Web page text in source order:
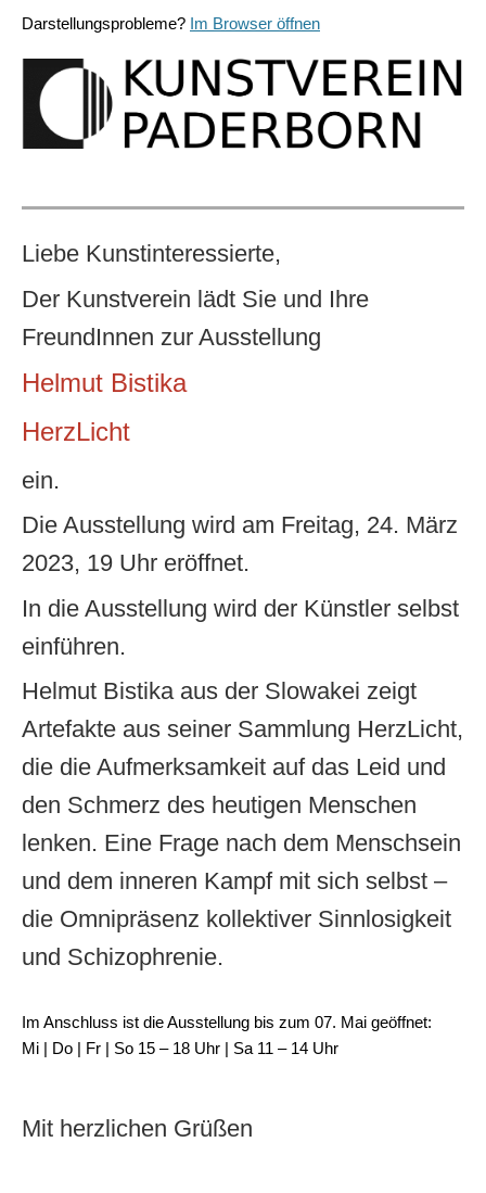
Darstellungsprobleme? Im Browser öffnen
Liebe Kunstinteressierte,
Der Kunstverein lädt Sie und Ihre
FreundInnen zur Ausstellung
Helmut Bistika
HerzLicht
ein.
Die Ausstellung wird am Freitag, 24. März
2023, 19 Uhr eröffnet.
In die Ausstellung wird der Künstler selbst
einführen.
Helmut Bistika aus der Slowakei zeigt
Artefakte aus seiner Sammlung HerzLicht,
die die Aufmerksamkeit auf das Leid und
den Schmerz des heutigen Menschen
lenken. Eine Frage nach dem Menschsein
und dem inneren Kampf mit sich selbst –
die Omnipräsenz kollektiver Sinnlosigkeit
und Schizophrenie.
Im Anschluss ist die Ausstellung bis zum 07. Mai geöffnet:
Mi | Do | Fr | So 15 – 18 Uhr | Sa 11 – 14 Uhr
Mit herzlichen Grüßen